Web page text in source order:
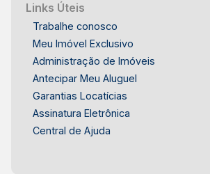
Links Úteis
Trabalhe conosco
Meu Imóvel Exclusivo
Administração de Imóveis
Antecipar Meu Aluguel
Garantias Locatícias
Assinatura Eletrônica
Central de Ajuda